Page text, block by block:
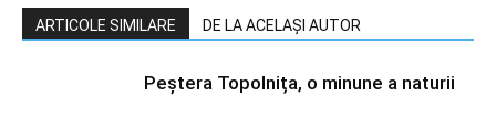
ARTICOLE SIMILARE DE LA ACELAȘI AUTOR
Peștera Topolnița, o minune a naturii